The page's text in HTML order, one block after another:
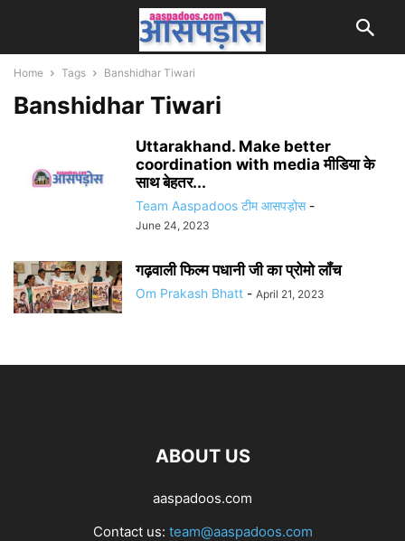
Home Tags Banshidhar Tiwari
Banshidhar Tiwari
Uttarakhand. Make better
coordination with media मीडिया के
साथ बेहतर...
Team Aaspadoos टीम आसपड़ोस -
June 24, 2023
गढ़वाली फिल्म पधानी जी का प्रोमो लॉंच
Om Prakash Bhatt - April 21, 2023
ABOUT US
aaspadoos.com
Contact us: team@aaspadoos.com